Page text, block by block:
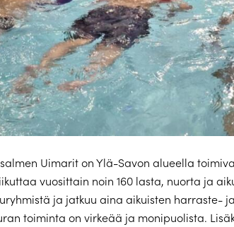
Uimarit on Ylä-Savon alueella
vuosittain noin 160 lasta, nuorta ja
ja jatkuu aina aikuisten harraste-
toiminta on virkeää ja monipuolista.